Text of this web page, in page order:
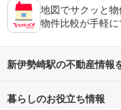
地図でサクッと物
物件比較が手軽に
新伊勢崎駅の不動産情報
不動産・住宅
暮らしのお役立ち情報